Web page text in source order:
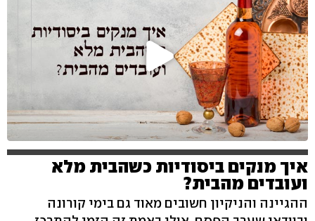
איך מנקים ביסודיות כשהבית מלא
ועובדים מהבית?
ההגיינה והניקיון חשובים מאוד גם בימי קורונה